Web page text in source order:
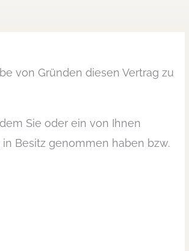
von Gründen diesen Vertrag zu
Sie oder ein von Ihnen
Besitz genommen haben bzw.